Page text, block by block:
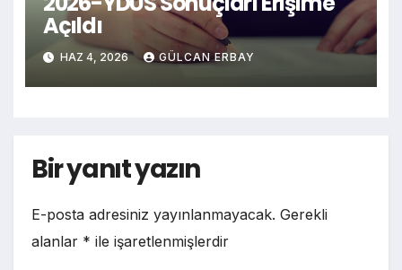
Açıldı
HAZ 4, 2026 GÜLCAN ERBAY
Bir yanıt yazın
E-posta adresiniz yayınlanmayacak. Gerekli
alanlar * ile işaretlenmişlerdir